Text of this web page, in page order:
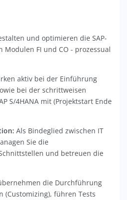
und optimieren die SAP-
Modulen FI und CO - prozessual
aktiv bei der Einführung
bei der schrittweisen
S/4HANA mit (Projektstart Ende
Als Bindeglied zwischen IT
Sie die
und betreuen die
die Durchführung
(Customizing), führen Tests